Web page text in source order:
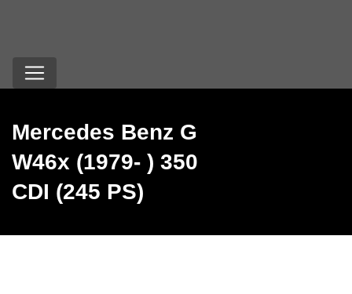
Mercedes Benz G
W46x (1979- ) 350
CDI (245 PS)